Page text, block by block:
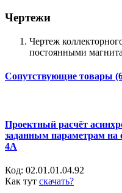
Чертежи
Чертеж
постоянными
Сопутствующие товары
Проектный расчёт
заданным параметрам на
4А
Код: 02.01.01.04.92
Как тут скачать?